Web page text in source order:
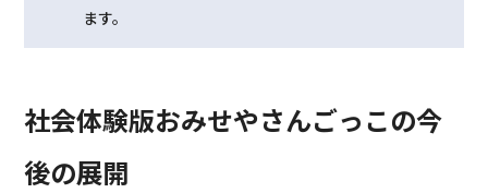
ます。
社会体験版おみせやさんごっこの今
後の展開